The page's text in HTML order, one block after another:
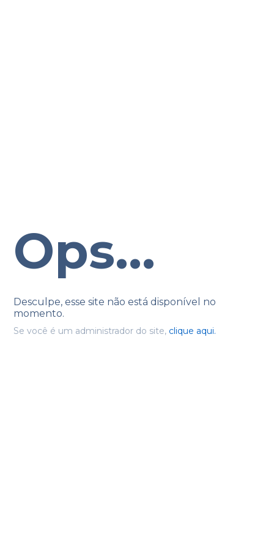
Ops...
Desculpe, esse site não está disponível no
momento.
Se você é um administrador do site, clique aqui.